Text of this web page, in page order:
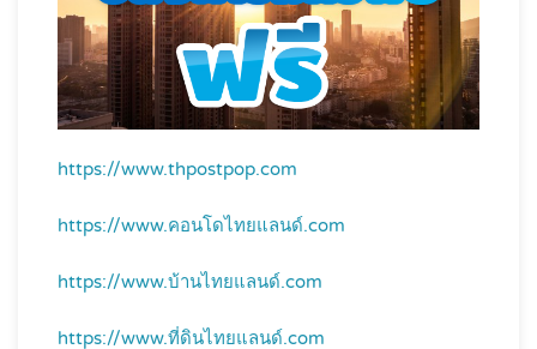
https://www.thpostpop.com
https://www.คอนโดไทยแลนด์.com
https://www.บ้านไทยแลนด์.com
https://www.ที่ดินไทยแลนด์.com